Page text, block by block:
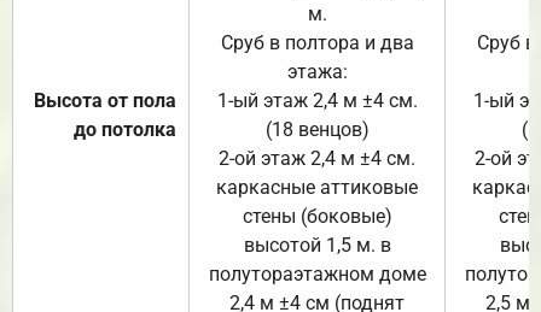
Высота от пола
до потолка
м.
Сруб в полтора и два
этажа:
1-ый этаж 2,4 м ±4 см.
(18 венцов)
2-ой этаж 2,4 м ±4 см.
каркасные аттиковые
стены (боковые)
высотой 1,5 м. в
полутораэтажном доме
2,4 м ±4 см (поднят
Сруб
1-ый
2-ой
2,5 м